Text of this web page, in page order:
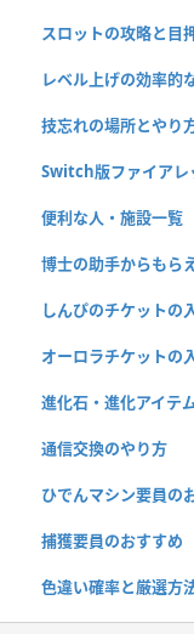
スロットの攻略と目
レベル上げの効率的
技忘れの場所とやり
Switch版ファイアレ
便利な人・施設一覧
博士の助手からもら
しんぴのチケットの
オーロラチケットの
進化石・進化アイテ
通信交換のやり方
ひでんマシン要員の
捕獲要員のおすすめ
色違い確率と厳選方